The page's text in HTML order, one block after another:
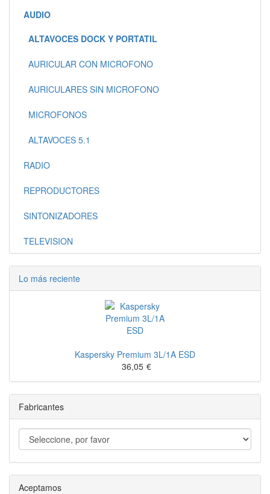
AUDIO
ALTAVOCES DOCK Y PORTATIL
AURICULAR CON MICROFONO
AURICULARES SIN MICROFONO
MICROFONOS
ALTAVOCES 5.1
RADIO
REPRODUCTORES
SINTONIZADORES
TELEVISION
Lo más reciente
Kaspersky Premium 3L/1A ESD
36,05 €
Fabricantes
Aceptamos